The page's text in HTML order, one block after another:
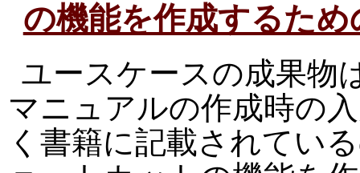
の機能を作成するた
ユースケースの成果物
マニュアルの作成時の
く書籍に記載されてい